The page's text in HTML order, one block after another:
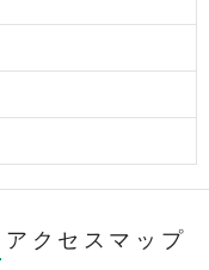
アクセスマップ